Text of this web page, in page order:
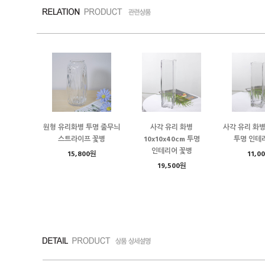
원형 유리화병 투명 줄무늬
스트라이프 꽃병
15,800원
사각 유리 화병
10x10x40cm 투명
인테리어 꽃병
19,500원
사각 유리 화
투명 인테